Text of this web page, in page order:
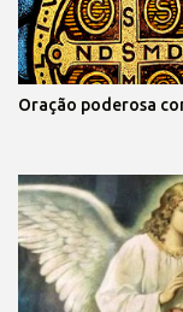
Oração poderosa